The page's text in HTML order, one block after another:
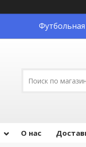
Футбольная
О нас